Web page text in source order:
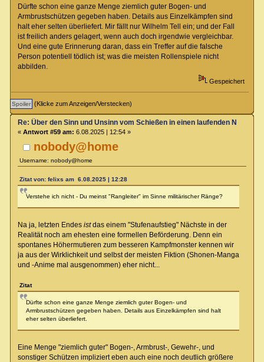
Dürfte schon eine ganze Menge ziemlich guter Bogen- und
Armbrustschützen gegeben haben. Details aus Einzelkämpfen sind
halt eher selten überliefert. Mir fällt nur Wilhelm Tell ein; und der Fall
ist freilich anders gelagert, wenn auch doch irgendwie vergleichbar.
Und eine gute Erinnerung daran, dass ein Treffer auf die falsche
Person potentiell tödlich ist; was die meisten Rollenspiele nicht
abbilden.
Gespeichert
(Klicke zum Anzeigen/Verstecken)
nobody@home
Username: nobody@home
Re: Über den Sinn und Unsinn vom Schießen in einen laufenden
« Antwort #59 am: 6.08.2025 | 12:54 »
Zitat von: felixs am 6.08.2025 | 12:28
Verstehe ich nicht - Du meinst "Rangleiter" im Sinne militärischer Ränge?
Na ja, letzten Endes istdas einem "Stufenaufstieg" Nächste in der
Realität noch am ehesten eine formellen Beförderung. Denn ein
spontanes Höhermutieren zum besseren Kampfmonster kennen wir
ja aus der Wirklichkeit und selbst der meisten Fiktion (Shonen-Manga
und -Anime mal ausgenommen) eher nicht...
Zitat
Dürfte schon eine ganze Menge ziemlich guter Bogen- und
Armbrustschützen gegeben haben. Details aus Einzelkämpfen sind halt
eher selten überliefert.
Eine Menge "ziemlich guter" Bogen-, Armbrust-, Gewehr-, und
sonstiger Schützen impliziert eben auch eine noch deutlich größere